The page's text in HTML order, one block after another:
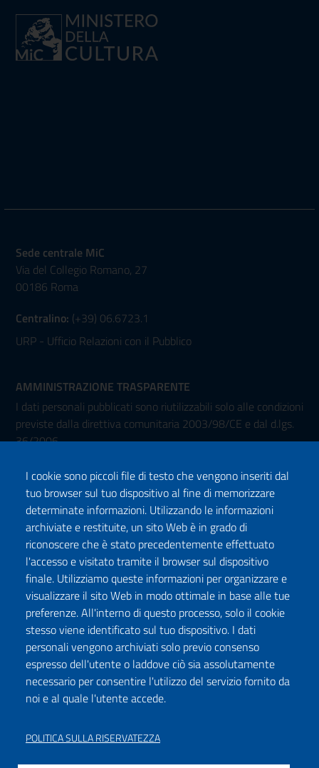
Sede centrale MiC
Via del Collegio Romano, 27
00186 Roma
Centralino: (+39) 06.6723.1
URP - Ufficio Relazioni con il Pubblico
AMMINISTRAZIONE TRASPARENTE
I dati personali pubblicati sono riutilizzabili solo alle condizioni
previste dalla direttiva comunitaria 2003/98/CE e dal d.lgs.
36/2006
Seguici su:
FacebookTwitter InstagramYoutubeTikTok Podcast
ISCRIVITI ALLA NEWSLETTER
DICHIARAZIONE DI ACCESSIBILITÀ
PRIVACY POLICY
NOTE LEGALI
I cookie sono piccoli file di testo che vengono inseriti dal
tuo browser sul tuo dispositivo al fine di memorizzare
determinate informazioni. Utilizzando le informazioni
archiviate e restituite, un sito Web è in grado di
riconoscere che è stato precedentemente effettuato
l'accesso e visitato tramite il browser sul dispositivo
finale. Utilizziamo queste informazioni per organizzare e
visualizzare il sito Web in modo ottimale in base alle tue
preferenze. All'interno di questo processo, solo il cookie
stesso viene identificato sul tuo dispositivo. I dati
personali vengono archiviati solo previo consenso
espresso dell'utente o laddove ciò sia assolutamente
necessario per consentire l'utilizzo del servizio fornito da
noi e al quale l'utente accede.
POLITICA SULLA RISERVATEZZA